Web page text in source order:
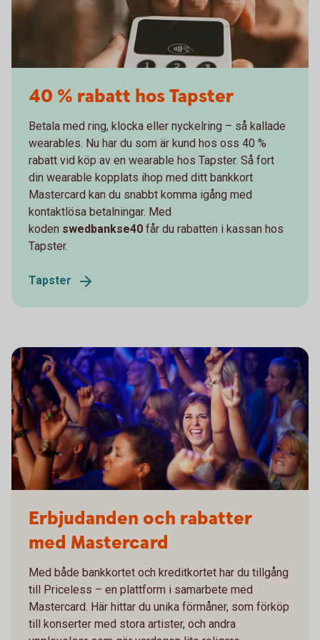
40 % rabatt hos Tapster
Betala med ring, klocka eller nyckelring – så kallade
wearables. Nu har du som är kund hos oss 40 %
rabatt vid köp av en wearable hos Tapster. Så fort
din wearable kopplats ihop med ditt bankkort
Mastercard kan du snabbt komma igång med
kontaktlösa betalningar. Med
koden swedbankse40 får du rabatten i kassan hos
Tapster.
Tapster
Erbjudanden och rabatter
med Mastercard
Med både bankkortet och kreditkortet har du tillgång
till Priceless – en plattform i samarbete med
Mastercard. Här hittar du unika förmåner, som förköp
till konserter med stora artister, och andra